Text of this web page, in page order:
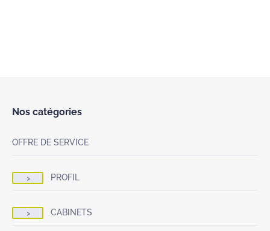
Nos catégories
OFFRE DE SERVICE
PROFIL
CABINETS